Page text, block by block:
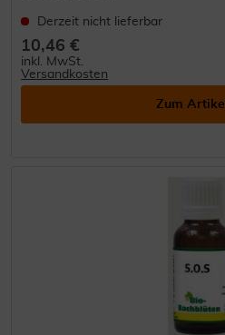
Derzeit nicht lieferbar
10,46 €
inkl. MwSt.
Versandkosten
Zum Artikel